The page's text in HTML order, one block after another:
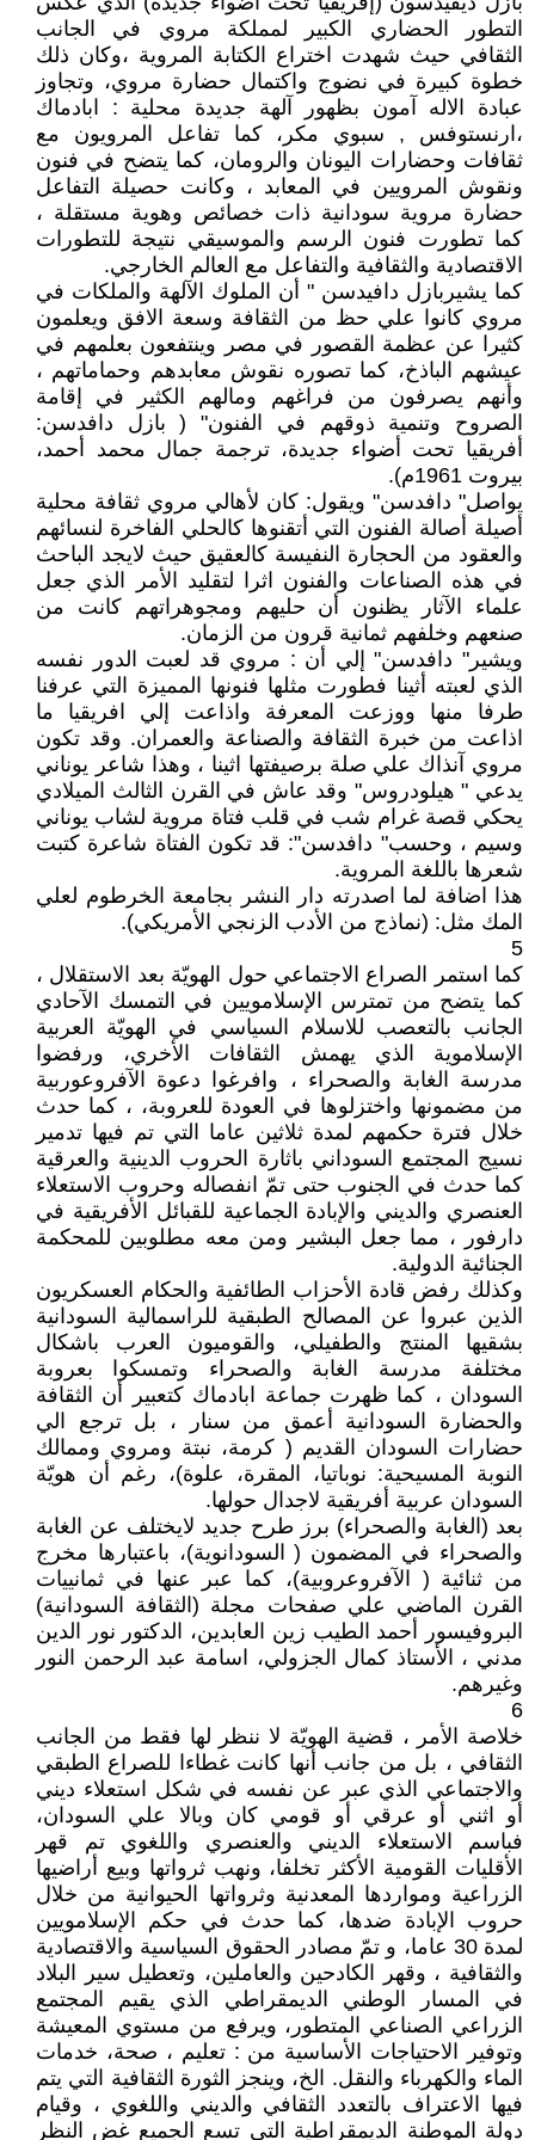
التطور الحضاري الكبير لمملكة مروي في الجانب
الثقافي حيث شهدت اختراع الكتابة المروية ،وكان ذلك
خطوة كبيرة في نضوج واكتمال حضارة مروي، وتجاوز
عبادة الاله آمون بظهور آلهة جديدة محلية : ابادماك
،ارنستوفس , سبوي مكر، كما تفاعل المرويون مع
ثقافات وحضارات اليونان والرومان، كما يتضح في فنون
ونقوش المرويين في المعابد ، وكانت حصيلة التفاعل
حضارة مروية سودانية ذات خصائص وهوية مستقلة ،
كما تطورت فنون الرسم والموسيقي نتيجة للتطورات
الاقتصادية والثقافية والتفاعل مع العالم الخارجي.
كما يشيربازل دافيدسن " أن الملوك الآلهة والملكات في
مروي كانوا علي حظ من الثقافة وسعة الافق ويعلمون
كثيرا عن عظمة القصور في مصر وينتفعون بعلمهم في
عيشهم الباذخ، كما تصوره نقوش معابدهم وحماماتهم ،
وأنهم يصرفون من فراغهم ومالهم الكثير في إقامة
الصروح وتنمية ذوقهم في الفنون" ( بازل دافدسن:
أفريقيا تحت أضواء جديدة، ترجمة جمال محمد أحمد،
بيروت 1961م).
يواصل" دافدسن" ويقول: كان لأهالي مروي ثقافة محلية
أصيلة أصالة الفنون التي أتقنوها كالحلي الفاخرة لنسائهم
والعقود من الحجارة النفيسة كالعقيق حيث لايجد الباحث
في هذه الصناعات والفنون اثرا لتقليد الأمر الذي جعل
علماء الآثار يظنون أن حليهم ومجوهراتهم كانت من
صنعهم وخلفهم ثمانية قرون من الزمان.
ويشير" دافدسن" إلي أن : مروي قد لعبت الدور نفسه
الذي لعبته أثينا فطورت مثلها فنونها المميزة التي عرفنا
طرفا منها ووزعت المعرفة واذاعت إلي افريقيا ما
اذاعت من خبرة الثقافة والصناعة والعمران. وقد تكون
مروي آنذاك علي صلة برصيفتها اثينا ، وهذا شاعر يوناني
يدعي " هيلودروس" وقد عاش في القرن الثالث الميلادي
يحكي قصة غرام شب في قلب فتاة مروية لشاب يوناني
وسيم ، وحسب" دافدسن": قد تكون الفتاة شاعرة كتبت
شعرها باللغة المروية.
هذا اضافة لما اصدرته دار النشر بجامعة الخرطوم لعلي
المك مثل: (نماذج من الأدب الزنجي الأمريكي).
5
كما استمر الصراع الاجتماعي حول الهويّة بعد الاستقلال ،
كما يتضح من تمترس الإسلامويين في التمسك الآحادي
الجانب بالتعصب للاسلام السياسي في الهويّة العربية
الإسلاموية الذي يهمش الثقافات الأخري، ورفضوا
مدرسة الغابة والصحراء ، وافرغوا دعوة الآفروعوربية
من مضمونها واختزلوها في العودة للعروبة، ، كما حدث
خلال فترة حكمهم لمدة ثلاثين عاما التي تم فيها تدمير
نسيج المجتمع السوداني باثارة الحروب الدينية والعرقية
كما حدث في الجنوب حتى تمّ انفصاله وحروب الاستعلاء
العنصري والديني والإبادة الجماعية للقبائل الأفريقية في
دارفور ، مما جعل البشير ومن معه مطلوبين للمحكمة
الجنائية الدولية.
وكذلك رفض قادة الأحزاب الطائفية والحكام العسكريون
الذين عبروا عن المصالح الطبقية للراسمالية السودانية
بشقيها المنتج والطفيلي، والقوميون العرب باشكال
مختلفة مدرسة الغابة والصحراء وتمسكوا بعروبة
السودان ، كما ظهرت جماعة ابادماك كتعبير أن الثقافة
والحضارة السودانية أعمق من سنار ، بل ترجع الي
حضارات السودان القديم ( كرمة، نبتة ومروي وممالك
النوبة المسيحية: نوباتيا، المقرة، علوة)، رغم أن هويّة
السودان عربية أفريقية لاجدال حولها.
بعد (الغابة والصحراء) برز طرح جديد لايختلف عن الغابة
والصحراء في المضمون ( السودانوية)، باعتبارها مخرج
من ثنائية ( الآفروعروبية)، كما عبر عنها في ثمانييات
القرن الماضي علي صفحات مجلة (الثقافة السودانية)
البروفيسور أحمد الطيب زين العابدين، الدكتور نور الدين
مدني ، الأستاذ كمال الجزولي، اسامة عبد الرحمن النور
وغيرهم.
6
خلاصة الأمر ، قضية الهويّة لا ننظر لها فقط من الجانب
الثقافي ، بل من جانب أنها كانت غطاءا للصراع الطبقي
والاجتماعي الذي عبر عن نفسه في شكل استعلاء ديني
أو اثني أو عرقي أو قومي كان وبالا علي السودان،
فباسم الاستعلاء الديني والعنصري واللغوي تم قهر
الأقليات القومية الأكثر تخلفا، ونهب ثرواتها وبيع أراضيها
الزراعية ومواردها المعدنية وثرواتها الحيوانية من خلال
حروب الإبادة ضدها، كما حدث في حكم الإسلامويين
لمدة 30 عاما، و تمّ مصادر الحقوق السياسية والاقتصادية
والثقافية ، وقهر الكادحين والعاملين، وتعطيل سير البلاد
في المسار الوطني الديمقراطي الذي يقيم المجتمع
الزراعي الصناعي المتطور، ويرفع من مستوي المعيشة
وتوفير الاحتياجات الأساسية من : تعليم ، صحة، خدمات
الماء والكهرباء والنقل. الخ، وينجز الثورة الثقافية التي يتم
فيها الاعتراف بالتعدد الثقافي والديني واللغوي ، وقيام
دولة الموطنة الديمقراطية التي تسع الجميع غض النظر